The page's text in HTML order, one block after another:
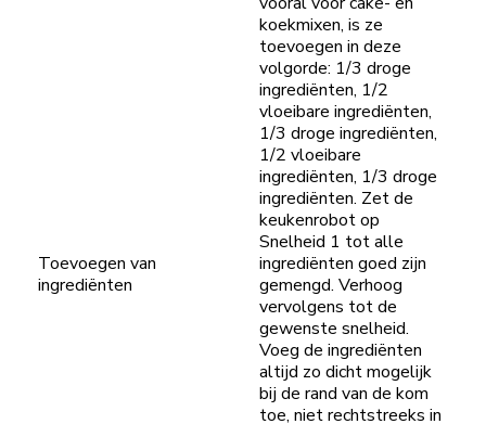
Toevoegen van
ingrediënten
koekmixen, is ze
toevoegen in deze
volgorde: 1/3 droge
ingrediënten, 1/2
vloeibare ingrediënten,
1/3 droge ingrediënten,
1/2 vloeibare
ingrediënten, 1/3 droge
ingrediënten. Zet de
keukenrobot op
Snelheid 1 tot alle
ingrediënten goed zijn
gemengd. Verhoog
vervolgens tot de
gewenste snelheid.
Voeg de ingrediënten
altijd zo dicht mogelijk
bij de rand van de kom
toe, niet rechtstreeks in